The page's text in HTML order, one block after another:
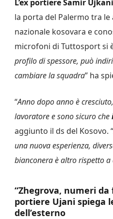
L’ex portiere Samir
la porta del Palermo tra le
nazionale kosovara e
microfoni di Tuttosport si
profilo di spessore, può
cambiare la squadra” ha
“Anno dopo anno è
lavoratore e sono sicuro che
aggiunto il ds del Kosovo. “
una nuova esperienza,
bianconera è altro rispetto
“Zhegrova, numeri da
portiere Ujani spiega
dell’esterno